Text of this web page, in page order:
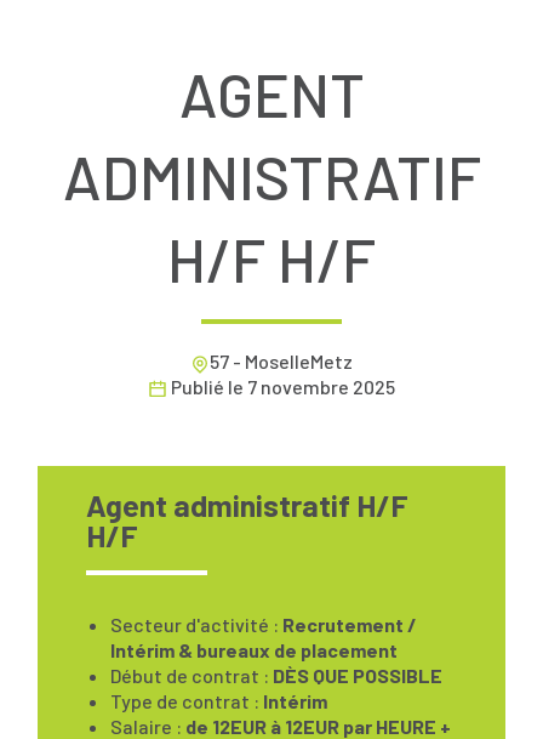
AGENT
ADMINISTRATIF
H/F H/F
57 - MoselleMetz
Publié le 7 novembre 2025
Agent administratif H/F
H/F
Secteur d'activité : Recrutement /
Intérim & bureaux de placement
Début de contrat : DÈS QUE POSSIBLE
Type de contrat : Intérim
Salaire : de 12EUR à 12EUR par HEURE +